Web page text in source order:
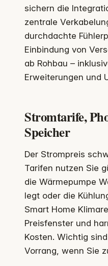
sichern die
zentrale
durchdachte
Einbindung von
ab Rohbau –
Erweiterungen und
Stromtarife,
Speicher
Der Strompreis
Tarifen nutzen Sie
die Wärmepumpe
legt oder die
Smart Home
Preisfenster und
Kosten. Wichtig
Vorrang, wenn Sie